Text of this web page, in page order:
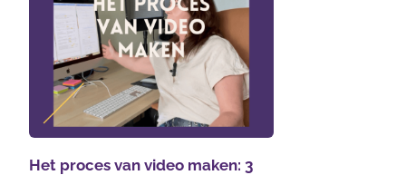
Het proces van video maken: 3